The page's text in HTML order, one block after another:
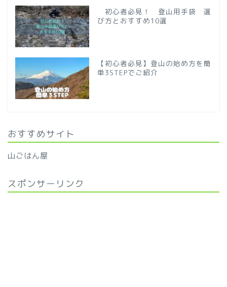
初心者必見！ 登山用手袋 選
び方とおすすめ10選
【初心者必見】登山の始め方を簡
単3STEPでご紹介
おすすめサイト
山ごはん屋
スポンサーリンク